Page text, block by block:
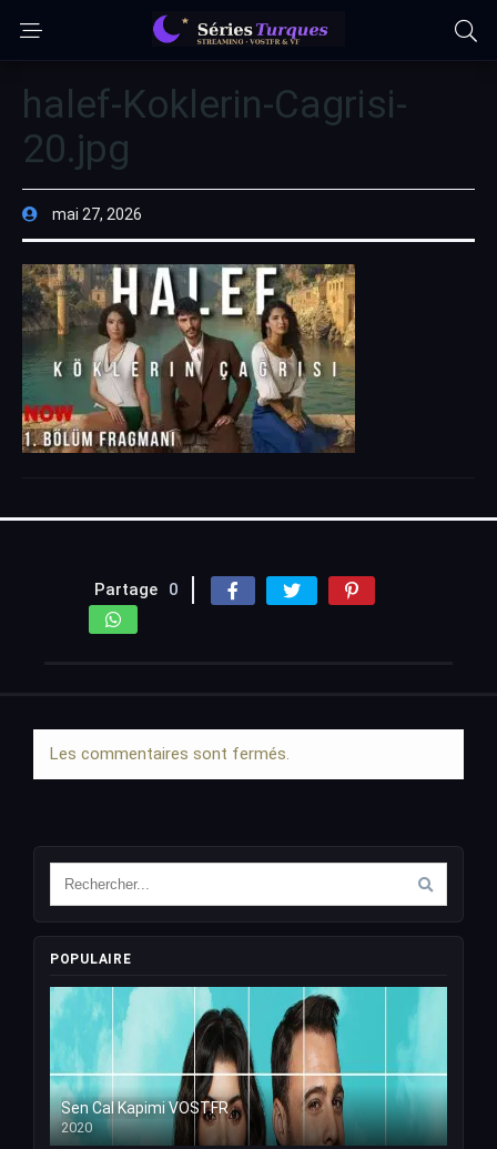
halef-Koklerin-Cagrisi-
20.jpg
mai 27, 2026
Partage 0
Les commentaires sont fermés.
POPULAIRE
Sen Cal Kapimi VOSTFR
2020